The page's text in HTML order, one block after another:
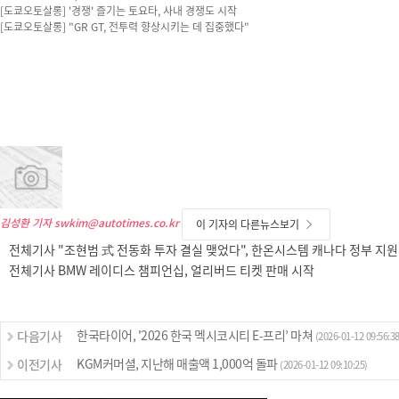
[도쿄오토살롱] '경쟁' 즐기는 토요타, 사내 경쟁도 시작
[도쿄오토살롱] "GR GT, 전투력 향상시키는 데 집중했다"
김성환 기자 swkim@autotimes.co.kr 이 기자의 다른뉴스보기
전체기사 "조현범 式 전동화 투자 결실 맺었다", 한온시스템 캐나다 정부 지
전체기사 BMW 레이디스 챔피언십, 얼리버드 티켓 판매 시작
다음기사 한국타이어, '2026 한국 멕시코시티 E-프리’ 마쳐 (2026-01-12
이전기사 KGM커머셜, 지난해 매출액 1,000억 돌파 (2026-01-12 09:10:25)